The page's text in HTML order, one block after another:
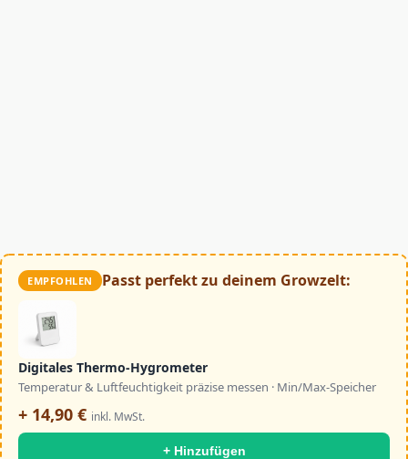
EMPFOHLEN Passt perfekt zu deinem Growzelt:
Digitales Thermo-Hygrometer
Temperatur & Luftfeuchtigkeit präzise messen · Min/Max-Speicher
+ 14,90 € inkl. MwSt.
+ Hinzufügen